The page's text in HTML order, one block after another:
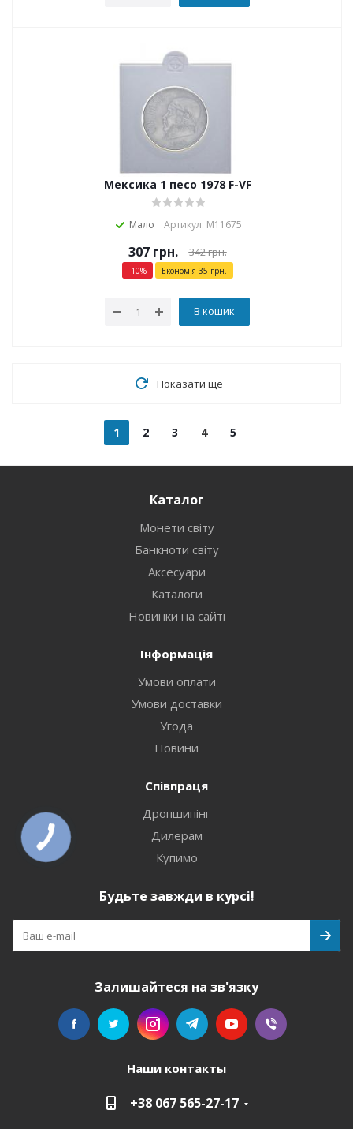
Мексика 1 песо 1978 F-VF
Мало Артикул: М11675
307грн. 342грн.
-10% Економія 35 грн.
В кошик
Показати ще
1 2 3 4 5
Каталог
Монети світу
Банкноти світу
Аксесуари
Каталоги
Новинки на сайті
Інформація
Умови оплати
Умови доставки
Угода
Новини
Співпраця
Дропшипінг
Дилерам
Купимо
Будьте завжди в курсі!
Залишайтеся на зв'язку
Наши контакты
+38 067 565-27-17